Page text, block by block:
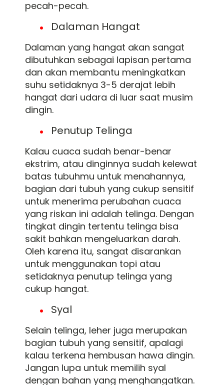
pecah-pecah.
Dalaman Hangat
Dalaman yang hangat akan sangat
dibutuhkan sebagai lapisan pertama
dan akan membantu meningkatkan
suhu setidaknya 3-5 derajat lebih
hangat dari udara di luar saat musim
dingin.
Penutup Telinga
Kalau cuaca sudah benar-benar
ekstrim, atau dinginnya sudah kelewat
batas tubuhmu untuk menahannya,
bagian dari tubuh yang cukup sensitif
untuk menerima perubahan cuaca
yang riskan ini adalah telinga. Dengan
tingkat dingin tertentu telinga bisa
sakit bahkan mengeluarkan darah.
Oleh karena itu, sangat disarankan
untuk menggunakan topi atau
setidaknya penutup telinga yang
cukup hangat.
Syal
Selain telinga, leher juga merupakan
bagian tubuh yang sensitif, apalagi
kalau terkena hembusan hawa dingin.
Jangan lupa untuk memilih syal
dengan bahan yang menghangatkan.